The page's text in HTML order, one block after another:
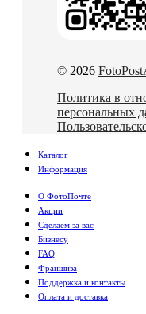
© 2026
Политика в
персональных
Каталог
Информация
О ФотоПочте
Акции
Сделаем за вас
Бизнесу
FAQ
Франшиза
Поддержка и контакты
Оплата и доставка